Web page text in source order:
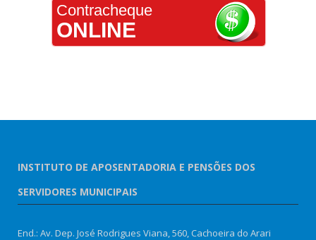
Contracheque
ONLINE
INSTITUTO DE APOSENTADORIA E PENSÕES DOS
SERVIDORES MUNICIPAIS
End.: Av. Dep. José Rodrigues Viana, 560, Cachoeira do Arari